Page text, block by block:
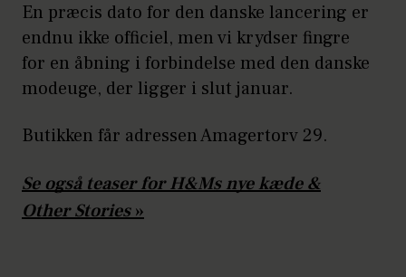
En præcis dato for den danske lancering er
endnu ikke officiel, men vi krydser fingre
for en åbning i forbindelse med den danske
modeuge, der ligger i slut januar.
Butikken får adressen Amagertorv 29.
Se også teaser for H&Ms nye kæde &
Other Stories»